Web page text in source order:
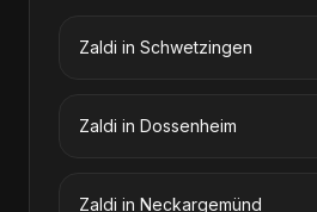
Zaldi in Schwetzingen
Zaldi in Dossenheim
Zaldi in Neckargemünd